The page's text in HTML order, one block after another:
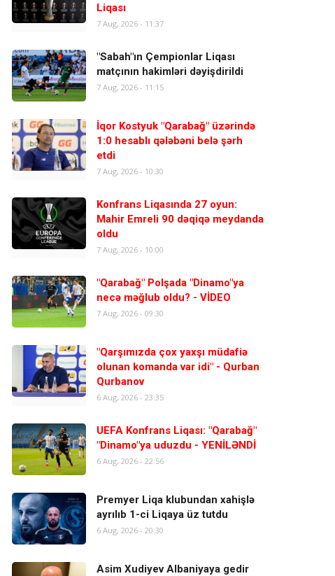
Liqası
7 Aug, 2026 - 11:37
"Sabah"ın Çempionlar Liqası
matçının hakimləri dəyişdirildi
7 Aug, 2026 - 11:15
İqor Kostyuk "Qarabağ" üzərində
1:0 hesablı qələbəni belə şərh
etdi
7 Aug, 2026 - 10:30
Konfrans Liqasında 27 oyun:
Mahir Emreli 90 dəqiqə meydanda
oldu
7 Aug, 2026 - 10:00
"Qarabağ" Polşada "Dinamo"ya
necə məğlub oldu? - VİDEO
7 Aug, 2026 - 09:30
"Qarşımızda çox yaxşı müdafiə
olunan komanda var idi" - Qurban
Qurbanov
6 Aug, 2026 - 23:35
UEFA Konfrans Liqası: "Qarabağ"
"Dinamo"ya uduzdu - YENİLƏNDİ
6 Aug, 2026 - 22:56
Premyer Liqa klubundan xahişlə
ayrılıb 1-ci Liqaya üz tutdu
6 Aug, 2026 - 20:30
Asim Xudiyev Albaniyaya gedir